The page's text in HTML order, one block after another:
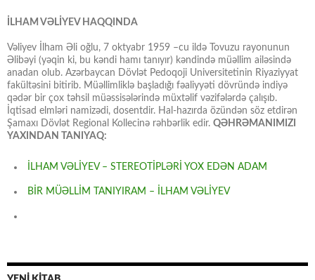
İLHAM VƏLİYEV HAQQINDA
Vəliyev İlham Əli oğlu, 7 oktyabr 1959 –cu ildə Tovuzu rayonunun
Əlibəyi (yəqin ki, bu kəndi hamı tanıyır) kəndində müəllim ailəsində
anadan olub. Azərbaycan Dövlət Pedoqoji Universitetinin Riyaziyyat
fakültəsini bitirib. Müəllimliklə başladığı fəaliyyəti dövründə indiyə
qədər bir çox təhsil müəssisələrində müxtəlif vəzifələrdə çalışıb.
İqtisad elmləri namizədi, dosentdir. Hal-hazırda özündən söz etdirən
Şamaxı Dövlət Regional Kollecinə rəhbərlik edir. QƏHRƏMANIMIZI
YAXINDAN TANIYAQ:
İLHAM VƏLİYEV – STEREOTİPLƏRİ YOX EDƏN ADAM
BİR MÜƏLLİM TANIYIRAM – İLHAM VƏLİYEV